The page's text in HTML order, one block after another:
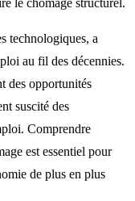
technologiques, a
au fil des décennies.
des opportunités
suscité des
Comprendre
est essentiel pour
de plus en plus